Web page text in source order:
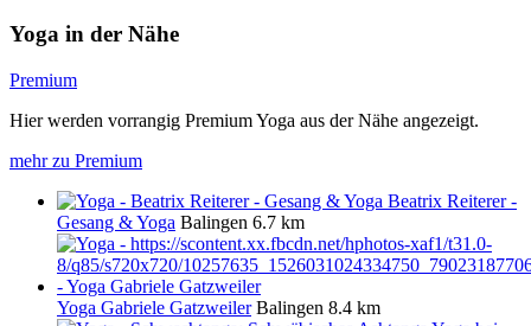
Yoga in der Nähe
Premium
Hier werden vorrangig Premium Yoga aus der Nähe angezeigt.
mehr zu Premium
Beatrix Reiterer -
Gesang & Yoga Balingen 6.7 km
Yoga Gabriele Gatzweiler Balingen 8.4 km